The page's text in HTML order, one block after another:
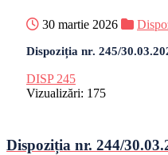
30 martie 2026
Dispoziția nr. 245/
DISP 245
Vizualizări: 175
Dispoziția nr. 244/